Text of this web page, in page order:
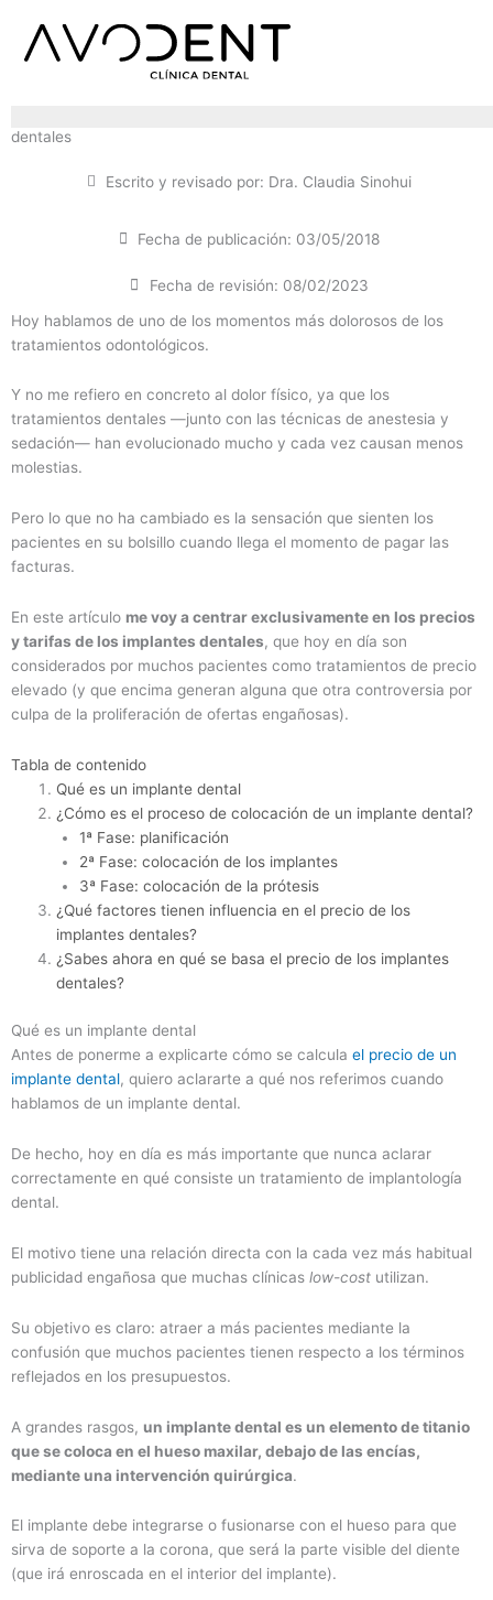
contenido
dentales
Escrito y revisado por: Dra. Claudia Sinohui
Fecha de publicación: 03/05/2018
Fecha de revisión: 08/02/2023
Hoy hablamos de uno de los momentos más dolorosos de los
tratamientos odontológicos.
Y no me refiero en concreto al dolor físico, ya que los
tratamientos dentales —junto con las técnicas de anestesia y
sedación— han evolucionado mucho y cada vez causan menos
molestias.
Pero lo que no ha cambiado es la sensación que sienten los
pacientes en su bolsillo cuando llega el momento de pagar las
facturas.
En este artículo me voy a centrar exclusivamente en los precios
y tarifas de los implantes dentales, que hoy en día son
considerados por muchos pacientes como tratamientos de precio
elevado (y que encima generan alguna que otra controversia por
culpa de la proliferación de ofertas engañosas).
Tabla de contenido
Qué es un implante dental
¿Cómo es el proceso de colocación de un implante dental?
1ª Fase: planificación
2ª Fase: colocación de los implantes
3ª Fase: colocación de la prótesis
¿Qué factores tienen influencia en el precio de los
implantes dentales?
¿Sabes ahora en qué se basa el precio de los implantes
dentales?
Qué es un implante dental
Antes de ponerme a explicarte cómo se calcula el precio de un
implante dental, quiero aclararte a qué nos referimos cuando
hablamos de un implante dental.
De hecho, hoy en día es más importante que nunca aclarar
correctamente en qué consiste un tratamiento de implantología
dental.
El motivo tiene una relación directa con la cada vez más habitual
publicidad engañosa que muchas clínicas low-cost utilizan.
Su objetivo es claro: atraer a más pacientes mediante la
confusión que muchos pacientes tienen respecto a los términos
reflejados en los presupuestos.
A grandes rasgos, un implante dental es un elemento de titanio
que se coloca en el hueso maxilar, debajo de las encías,
mediante una intervención quirúrgica.
El implante debe integrarse o fusionarse con el hueso para que
sirva de soporte a la corona, que será la parte visible del diente
(que irá enroscada en el interior del implante).